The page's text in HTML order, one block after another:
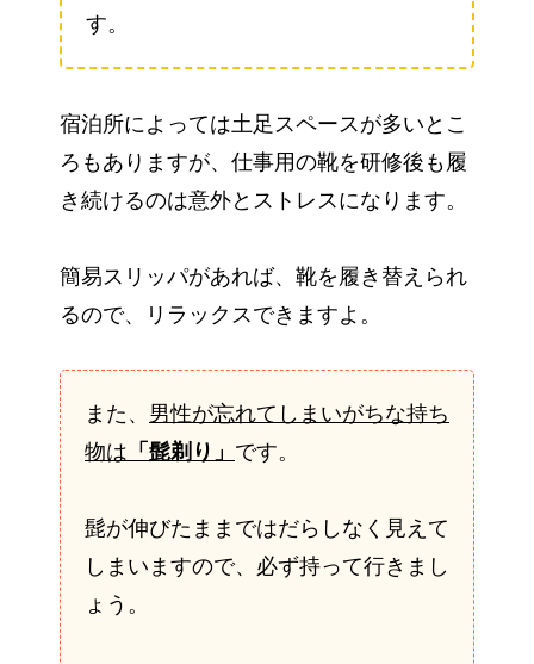
す。
宿泊所によっては土足スペースが多いとこ
ろもありますが、仕事用の靴を研修後も履
き続けるのは意外とストレスになります。
簡易スリッパがあれば、靴を履き替えられ
るので、リラックスできますよ。
また、 男性が忘れてしまいがちな持ち
物は 「髭剃り」 です。
髭が伸びたままではだらしなく見えて
しまいますので、必ず持って行きまし
ょう。